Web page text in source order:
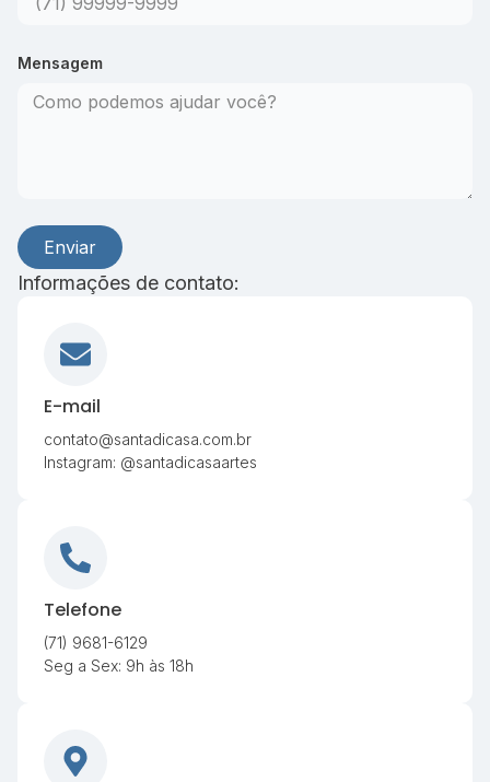
Mensagem
Enviar
Informações de contato:
E-mail
contato@santadicasa.com.br
Instagram: @santadicasaartes
Telefone
(71) 9681-6129
Seg a Sex: 9h às 18h